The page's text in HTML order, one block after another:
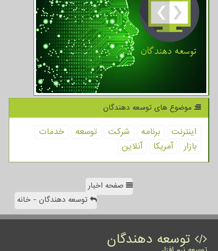
موضوع های توسعه دهندگان
اینترنت برنامه شركت توسعه
خدمات
بازار
آمریكا آنلاین
صفحه اخبار
توسعه دهندگان - خانه
توسعه دهندگان